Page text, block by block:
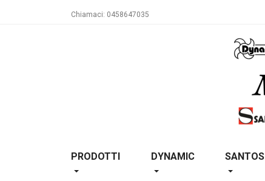
Chiamaci: 0458647035
PRODOTTI DYNAMIC SANTOS